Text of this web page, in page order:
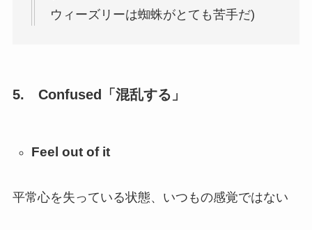
ウィーズリーは蜘蛛がとても苦手だ)
5. Confused 「混乱する」
Feel out of it
平常心を失っている状態、いつもの感覚ではない